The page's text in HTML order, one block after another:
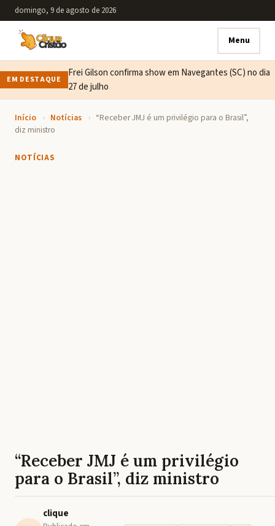
domingo, 9 de agosto de 2026
Menu
EM DESTAQUE
Frei Gilson confirma show em Navegantes (SC) no dia
27 de julho
Início › Notícias › “Receber JMJ é um privilégio para o Brasil”,
diz ministro
NOTÍCIAS
“Receber JMJ é um privilégio
para o Brasil”, diz ministro
clique